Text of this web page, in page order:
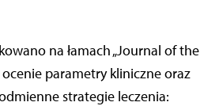
parametry kliniczne oraz
strategie leczenia: